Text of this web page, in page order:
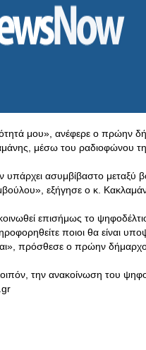
μου», ανέφερε ο πρώην
μέσω του ραδιοφώνου
υπάρχει ασυμβίβαστο μεταξύ
εξήγησε ο κ.
επισήμως το
ποιοι θα είναι
πρόσθεσε ο πρώην
την ανακοίνωση του